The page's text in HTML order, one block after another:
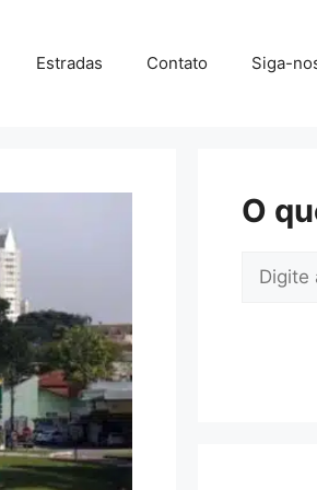
Estradas Contato Siga-
O